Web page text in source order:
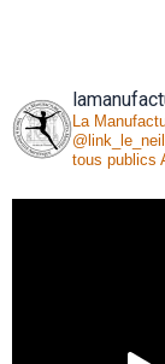
La
tous publics